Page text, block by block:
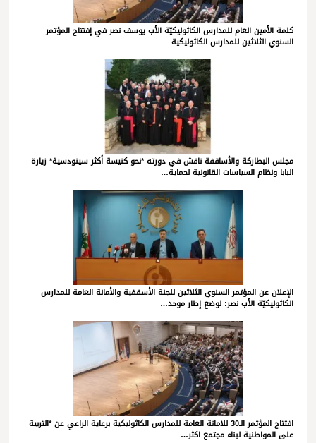
كلمة الأمين العام للمدارس الكاثوليكيّة الأب يوسف نصر في إفتتاح المؤتمر
السنوي الثلاثين للمدارس الكاثوليكية
مجلس البطاركة والأساقفة ناقش في دورته *نحو كنيسة أكثر سينودسية* زيارة
البابا ونظام السياسات القانونية لحماية…
الإعلان عن المؤتمر السنوي الثلاثين للجنة الأسقفية والأمانة العامة للمدارس
الكاثوليكيّة الأب نصر: لوضع إطار موحد…
افتتاح المؤتمر الـ30 للامانة العامة للمدارس الكاثوليكية برعاية الراعي عن *التربية
على المواطنية لبناء مجتمع اكثر…